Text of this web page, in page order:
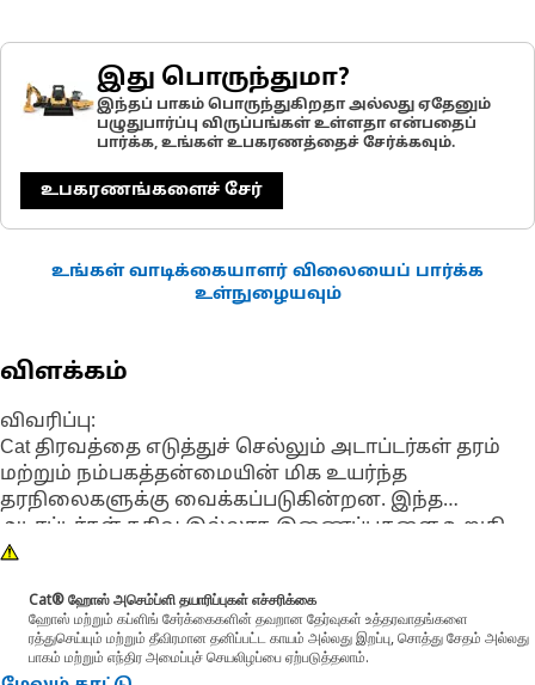
இது பொருந்துமா?
இந்தப் பாகம் பொருந்துகிறதா அல்லது ஏதேனும்
பழுதுபார்ப்பு விருப்பங்கள் உள்ளதா என்பதைப்
பார்க்க, உங்கள் உபகரணத்தைச் சேர்க்கவும்.
உபகரணங்களைச் சேர்
உங்கள் வாடிக்கையாளர் விலையைப் பார்க்க
உள்நுழையவும்
விளக்கம்
விவரிப்பு:
Cat திரவத்தை எடுத்துச் செல்லும் அடாப்டர்கள் தரம்
மற்றும் நம்பகத்தன்மையின் மிக உயர்ந்த
தரநிலைகளுக்கு வைக்கப்படுகின்றன. இந்த
அடாப்டர்கள் கசிவு இல்லாத இணைப்புகளை உறுதி
செய்வதற்காக துல்லியமான சகிப்புத்தன்மைக்கு
திரவத்தை எடுத்துச் செல்லும் அடாப்டரும் நீண்ட
ஆயுள் மற்றும் முறையான எந்திர செயல்பாட்டை
உறுதி செய்வதற்காக இயக்க அழுத்தம், அசெம்பிளி
Cat® ஹோஸ் அசெம்ப்ளி தயாரிப்புகள் எச்சரிக்கை
ஹோஸ் மற்றும் கப்ளிங் சேர்க்கைகளின் தவறான தேர்வுகள் உத்தரவாதங்களை
ரத்துசெய்யும் மற்றும் தீவிரமான தனிப்பட்ட காயம் அல்லது இறப்பு, சொத்து சேதம் அல்லது
பாகம் மற்றும் எந்திர அமைப்புச் செயலிழப்பை ஏற்படுத்தலாம்.